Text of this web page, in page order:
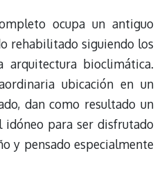
ocupa un antiguo
rehabilitado siguiendo los
arquitectura bioclimática.
ubicación en un
dan como resultado un
para ser disfrutado
y pensado especialmente